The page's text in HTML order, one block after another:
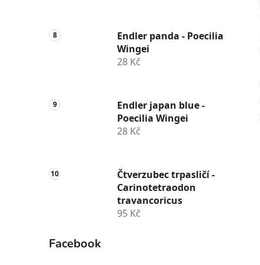
Endler panda - Poecilia
Wingei
28 Kč
Endler japan blue -
Poecilia Wingei
28 Kč
Čtverzubec trpasličí -
Carinotetraodon
travancoricus
95 Kč
Facebook